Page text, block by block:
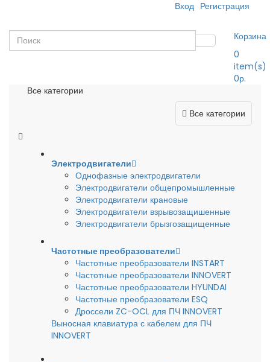
Вход Регистрация
Корзина
0
item(s)
0р.
Все категории
Все категории
Электродвигатели
Однофазные электродвигатели
Электродвигатели общепромышленные
Электродвигатели крановые
Электродвигатели взрывозащишенные
Электродвигатели брызгозащищенные
Частотные преобразователи
Частотные преобразователи INSTART
Частотные преобразователи INNOVERT
Частотные преобразователи HYUNDAI
Частотные преобразователи ESQ
Дроссели ZC-OCL для ПЧ INNOVERT
Выносная клавиатура с кабелем для ПЧ
INNOVERT